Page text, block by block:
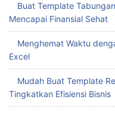
Buat Template
Mencapai Finansial Sehat
Menghemat Waktu
Excel
Mudah Buat Template
Tingkatkan Efisiensi Bisnis